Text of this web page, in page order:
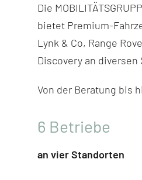
Die
bietet Premium-
Lynk & Co, Range
Discovery an diversen
Von der Beratung bis
6 Betriebe
an vier Standorten